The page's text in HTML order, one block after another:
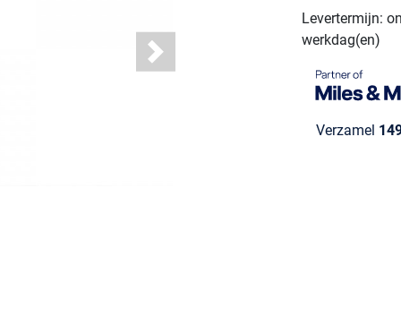
Next
Levertermijn:
werkdag(en)
Verzamel